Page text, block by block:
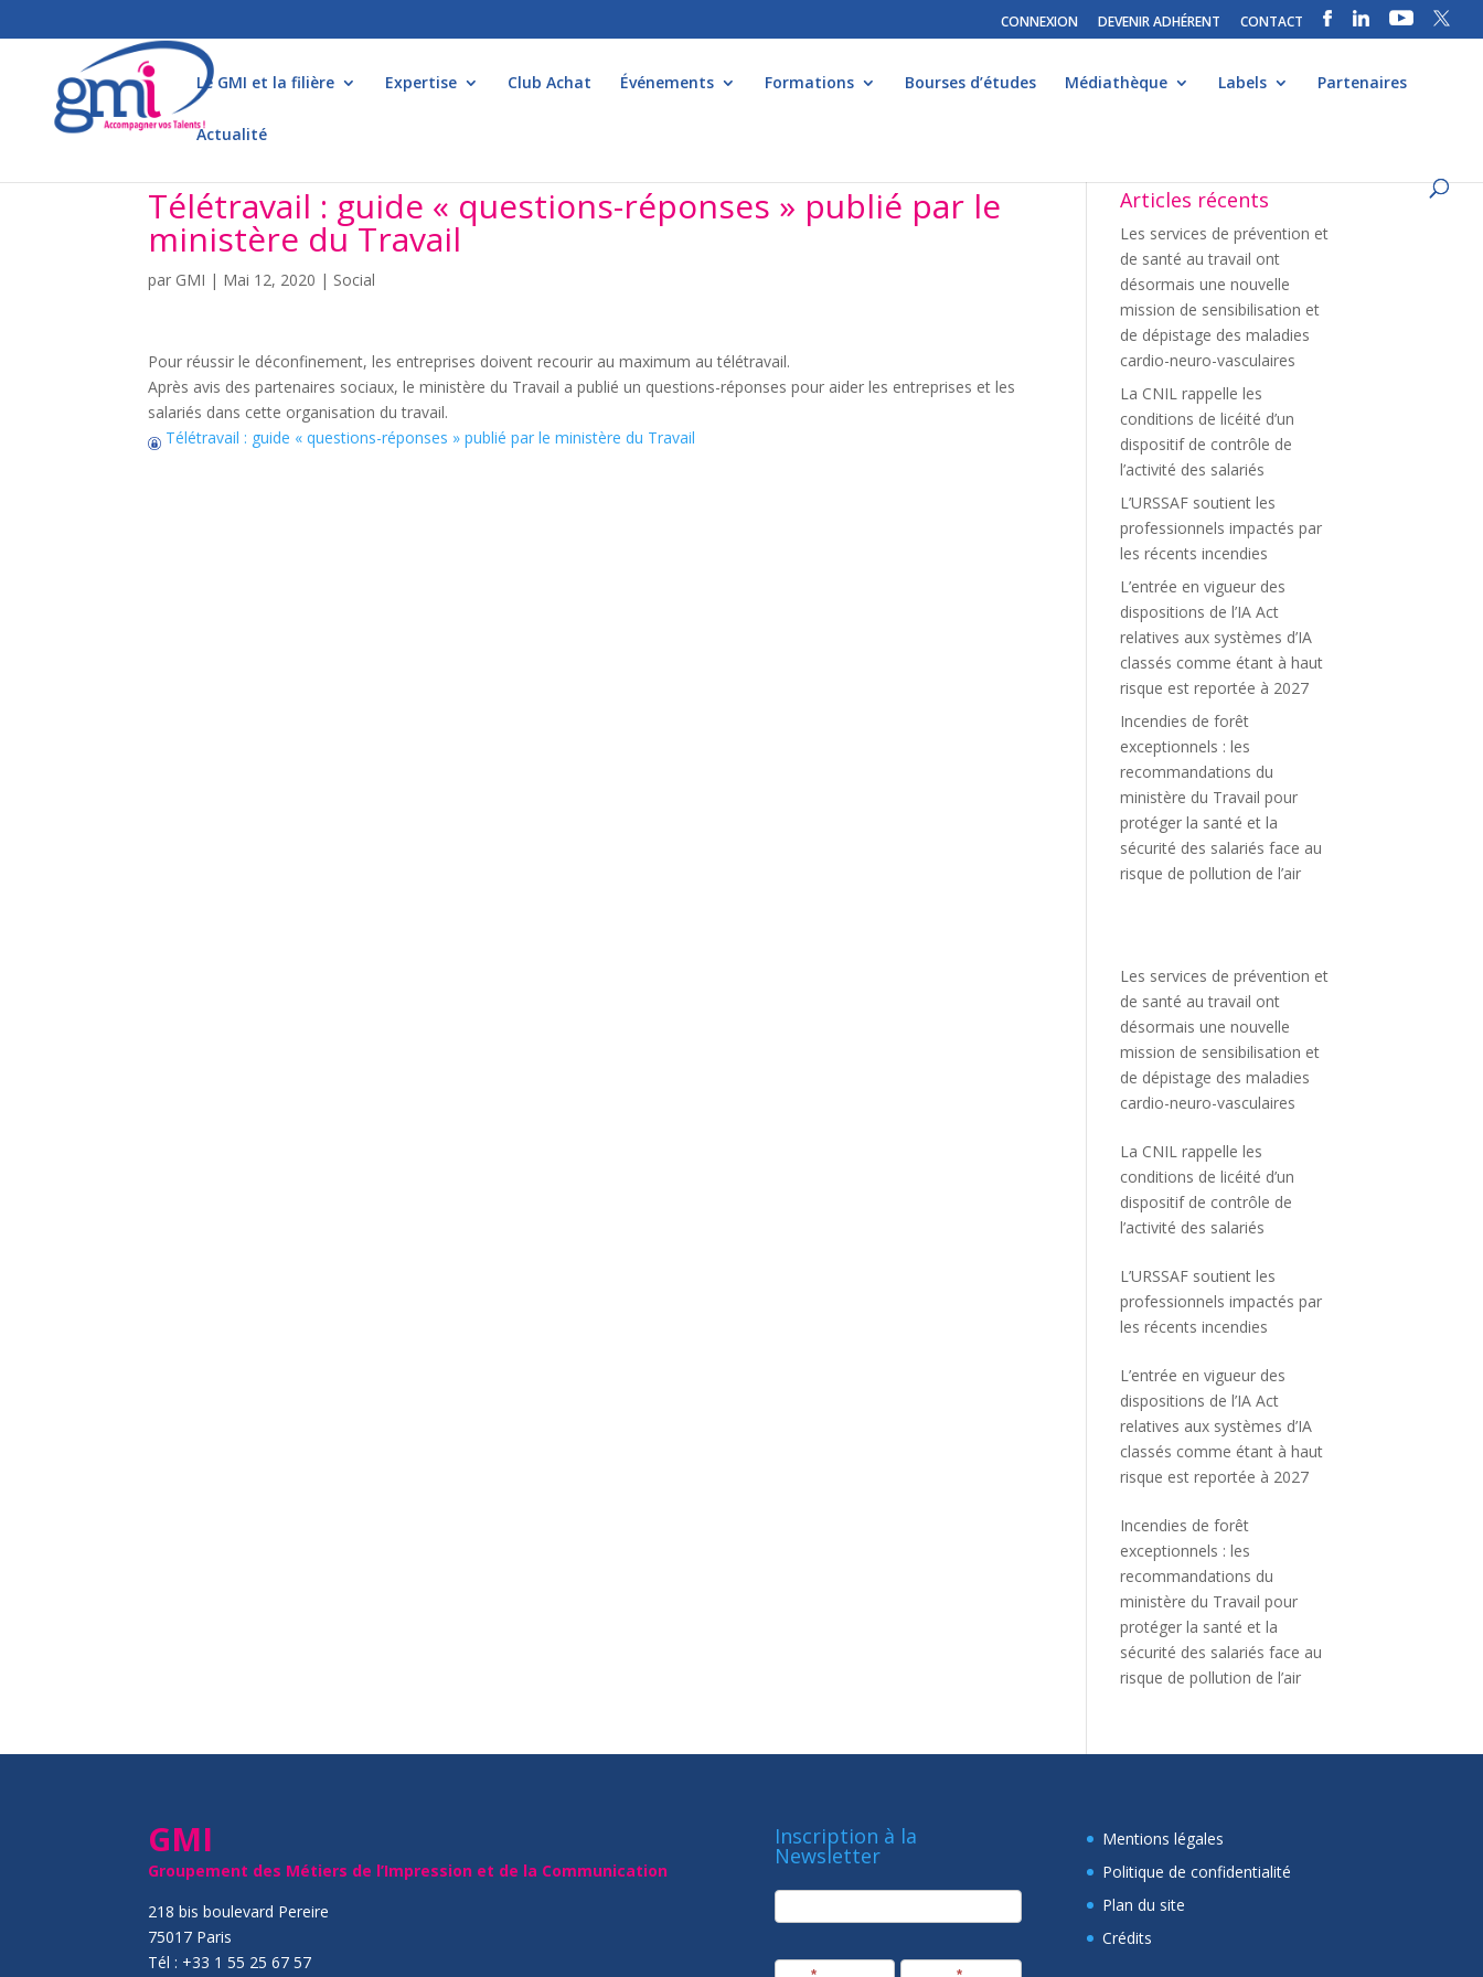
CONNEXION DEVENIR ADHÉRENT CONTACT
Le GMI et la filière Expertise Club Achat Événements Formations Bourses d’études Médiathèque Labels Partenaires
Actualité
Télétravail : guide « questions-réponses » publié par le
ministère du Travail
par GMI | Mai 12, 2020 | Social
Pour réussir le déconfinement, les entreprises doivent recourir au maximum au télétravail.
Après avis des partenaires sociaux, le ministère du Travail a publié un questions-réponses pour aider les entreprises et les
salariés dans cette organisation du travail.
Télétravail : guide « questions-réponses » publié par le ministère du Travail
Articles récents
Les services de prévention et
de santé au travail ont
désormais une nouvelle
mission de sensibilisation et
de dépistage des maladies
cardio-neuro-vasculaires
La CNIL rappelle les
conditions de licéité d’un
dispositif de contrôle de
l’activité des salariés
L’URSSAF soutient les
professionnels impactés par
les récents incendies
L’entrée en vigueur des
dispositions de l’IA Act
relatives aux systèmes d’IA
classés comme étant à haut
risque est reportée à 2027
Incendies de forêt
exceptionnels : les
recommandations du
ministère du Travail pour
protéger la santé et la
sécurité des salariés face au
risque de pollution de l’air
Les services de prévention et
de santé au travail ont
désormais une nouvelle
mission de sensibilisation et
de dépistage des maladies
cardio-neuro-vasculaires
La CNIL rappelle les
conditions de licéité d’un
dispositif de contrôle de
l’activité des salariés
L’URSSAF soutient les
professionnels impactés par
les récents incendies
L’entrée en vigueur des
dispositions de l’IA Act
relatives aux systèmes d’IA
classés comme étant à haut
risque est reportée à 2027
Incendies de forêt
exceptionnels : les
recommandations du
ministère du Travail pour
protéger la santé et la
sécurité des salariés face au
risque de pollution de l’air
GMI
Groupement des Métiers de l’Impression et de la Communication
218 bis boulevard Pereire
75017 Paris
Tél : +33 1 55 25 67 57
Inscription à la
Newsletter
newsletter
Mentions légales
Politique de confidentialité
Plan du site
Crédits